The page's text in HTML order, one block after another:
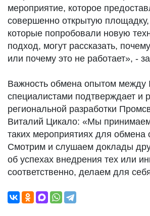
мероприятие, которое
совершенно открытую
которые попробовали новую
подход, могут рассказать,
или почему это не работает», -
Важность обмена опытом между
специалистами подтверждает и
региональной разработки
Виталий Цикало: «Мы
таких мероприятиях для обмена
Смотрим и слушаем доклады
об успехах внедрения тех или
соответственно, делаем для